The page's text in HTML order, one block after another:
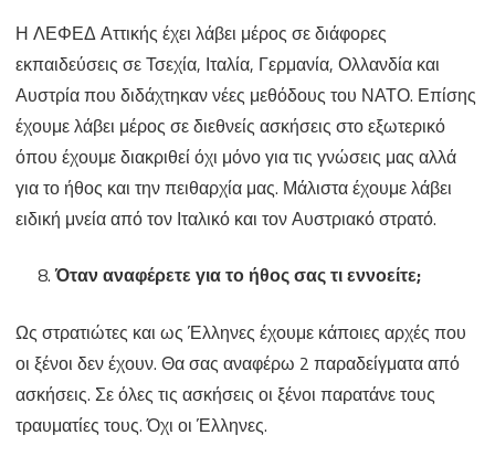
Η ΛΕΦΕΔ Αττικής έχει λάβει μέρος σε διάφορες
εκπαιδεύσεις σε Τσεχία, Ιταλία, Γερμανία, Ολλανδία και
Αυστρία που διδάχτηκαν νέες μεθόδους του ΝΑΤΟ. Επίσης
έχουμε λάβει μέρος σε διεθνείς ασκήσεις στο εξωτερικό
όπου έχουμε διακριθεί όχι μόνο για τις γνώσεις μας αλλά
για το ήθος και την πειθαρχία μας. Μάλιστα έχουμε λάβει
ειδική μνεία από τον Ιταλικό και τον Αυστριακό στρατό.
Όταν αναφέρετε για το ήθος σας τι εννοείτε;
Ως στρατιώτες και ως Έλληνες έχουμε κάποιες αρχές που
οι ξένοι δεν έχουν. Θα σας αναφέρω 2 παραδείγματα από
ασκήσεις. Σε όλες τις ασκήσεις οι ξένοι παρατάνε τους
τραυματίες τους. Όχι οι Έλληνες.